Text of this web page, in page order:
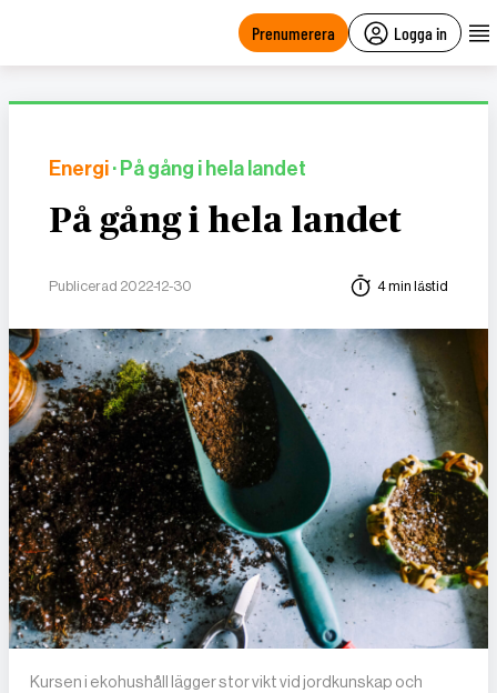
Prenumerera Logga in
Energi· På gång i hela landet
På gång i hela landet
Publicerad 2022-12-30 4 min lästid
Kursen i eko­hushåll lägger stor vikt vid jordkunskap och